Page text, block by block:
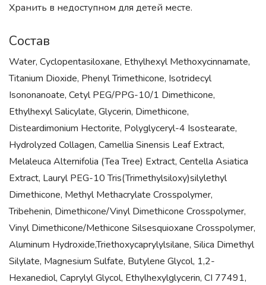
Хранить в недоступном для детей месте.
Состав
Water, Cyclopentasiloxane, Ethylhexyl Methoxycinnamate,
Titanium Dioxide, Phenyl Trimethicone, Isotridecyl
Isononanoate, Cetyl PEG/PPG-10/1 Dimethicone,
Ethylhexyl Salicylate, Glycerin, Dimethicone,
Disteardimonium Hectorite, Polyglyceryl-4 Isostearate,
Hydrolyzed Collagen, Camellia Sinensis Leaf Extract,
Melaleuca Alternifolia (Tea Tree) Extract, Centella Asiatica
Extract, Lauryl PEG-10 Tris(Trimethylsiloxy)silylethyl
Dimethicone, Methyl Methacrylate Crosspolymer,
Tribehenin, Dimethicone/Vinyl Dimethicone Crosspolymer,
Vinyl Dimethicone/Methicone Silsesquioxane Crosspolymer,
Aluminum Hydroxide,Triethoxycaprylylsilane, Silica Dimethyl
Silylate, Magnesium Sulfate, Butylene Glycol, 1,2-
Hexanediol, Caprylyl Glycol, Ethylhexylglycerin, CI 77491,